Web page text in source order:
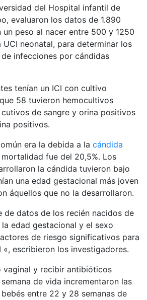
del Hospital infantil de
evaluaron los datos de 1.890
un peso al nacer entre 500 y 1250
UCI neonatal, para determinar los
infecciones por cándidas
tenían un ICI con cultivo
58 tuvieron hemocultivos
de sangre y orina positivos
positivos.
era la debida a la cándida
mortalidad fue del 20,5%. Los
la cándida tuvieron bajo
una edad gestacional más joven
áquellos que no la desarrollaron.
de datos de los recién nacidos de
edad gestacional y el sexo
de riesgo significativos para
«, escribieron los investigadores.
vaginal y recibir antibióticos
de vida incrementaron las
entre 22 y 28 semanas de